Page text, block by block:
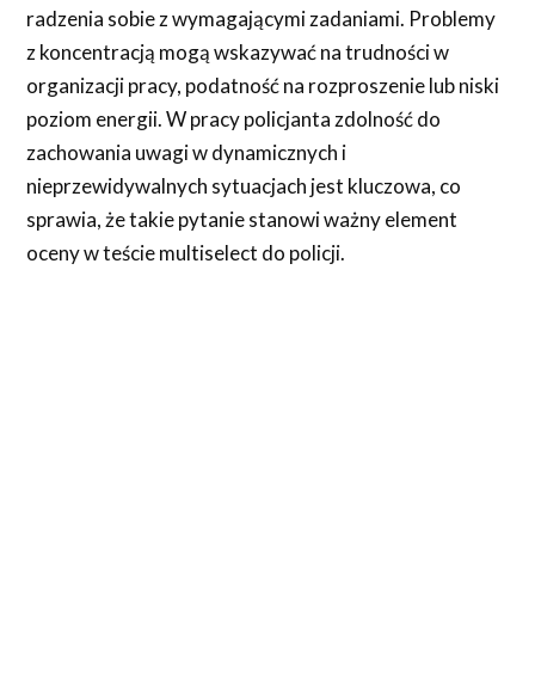
radzenia sobie z wymagającymi zadaniami. Problemy
z koncentracją mogą wskazywać na trudności w
organizacji pracy, podatność na rozproszenie lub niski
poziom energii. W pracy policjanta zdolność do
zachowania uwagi w dynamicznych i
nieprzewidywalnych sytuacjach jest kluczowa, co
sprawia, że takie pytanie stanowi ważny element
oceny w teście multiselect do policji.